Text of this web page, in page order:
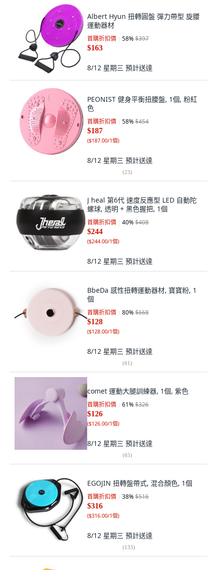
Albert Hyun 扭轉圓盤 彈力帶型 旋腰
運動器材
首購折扣價 58%$397
$163
8/12 星期三 預計送達
PEONIST 健身平衡扭腰盤, 1個, 粉紅
色
首購折扣價 58%$454
$187
($187.00/1個)
8/12 星期三 預計送達
(23)
J heal 第6代 速度反應型 LED 自動陀
螺球, 透明 + 黑色握把, 1個
首購折扣價 40%$408
$244
($244.00/1個)
8/12 星期三 預計送達
BbeDa 感性扭轉運動器材, 寶寶粉, 1
個
首購折扣價 80%$668
$128
($128.00/1個)
8/12 星期三 預計送達
(61)
comet 運動大腿訓練器, 1個, 紫色
首購折扣價 61%$326
$126
($126.00/1個)
8/12 星期三 預計送達
(65)
EGOJIN 扭轉盤帶式, 混合顏色, 1個
首購折扣價 38%$516
$316
($316.00/1個)
8/12 星期三 預計送達
(133)